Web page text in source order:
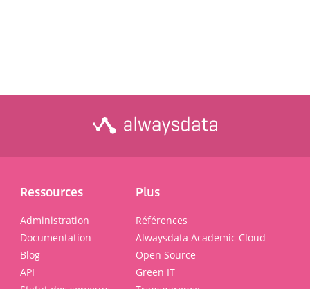
Ressources
Administration
Documentation
Blog
API
Plus
Références
Alwaysdata Academic Cloud
Open Source
Green IT